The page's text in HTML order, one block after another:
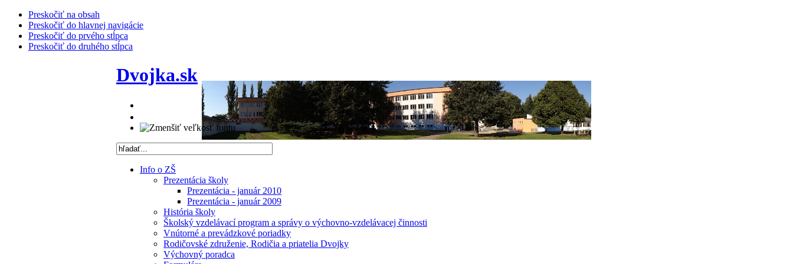
Preskočiť na obsah
Preskočiť do hlavnej navigácie
Preskočiť do prvého stĺpca
Preskočiť do druhého stĺpca
Dvojka.sk
Info o ZŠ
Prezentácia školy
Prezentácia - január 2010
Prezentácia - január 2009
História školy
Školský vzdelávací program a správy o výchovno-vzdelávacej činnosti
Vnútorné a prevádzkové poriadky
Rodičovské združenie, Rodičia a priatelia Dvojky
Výchovný poradca